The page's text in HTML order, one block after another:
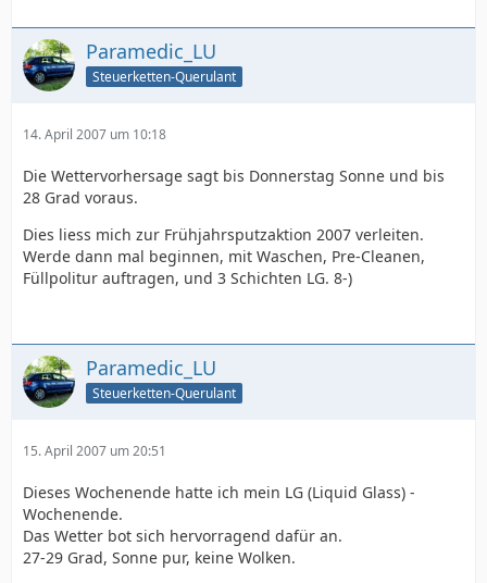
Paramedic_LU
Steuerketten-Querulant
14. April 2007 um 10:18
Die Wettervorhersage sagt bis Donnerstag Sonne und bis
28 Grad voraus.
Dies liess mich zur Frühjahrsputzaktion 2007 verleiten.
Werde dann mal beginnen, mit Waschen, Pre-Cleanen,
Füllpolitur auftragen, und 3 Schichten LG. 8-)
Paramedic_LU
Steuerketten-Querulant
15. April 2007 um 20:51
Dieses Wochenende hatte ich mein LG (Liquid Glass) -
Wochenende.
Das Wetter bot sich hervorragend dafür an.
27-29 Grad, Sonne pur, keine Wolken.